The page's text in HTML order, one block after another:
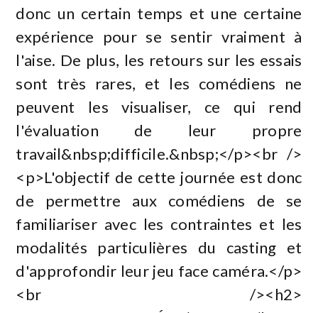
donc un certain temps et une certaine
expérience pour se sentir vraiment à
l'aise. De plus, les retours sur les essais
sont très rares, et les comédiens ne
peuvent les visualiser, ce qui rend
l'évaluation de leur propre
travail&nbsp;difficile.&nbsp;</p><br />
<p>L'objectif de cette journée est donc
de permettre aux comédiens de se
familiariser avec les contraintes et les
modalités particulières du casting et
d'approfondir leur jeu face caméra.</p>
<br /><h2>